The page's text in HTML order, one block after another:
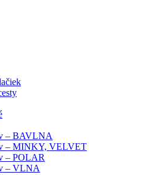
– BAVLNA
– MINKY, VELVET
– POLAR
– VLNA